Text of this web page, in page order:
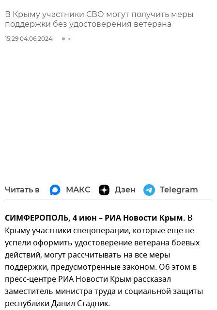
В Крыму участники СВО могут получить меры
поддержки без удостоверения ветерана
15:29 04.06.2024
Читать в МАКС Дзен Telegram
СИМФЕРОПОЛЬ, 4 июн – РИА Новости Крым. В
Крыму участники спецоперации, которые еще не
успели оформить удостоверение ветерана боевых
действий, могут рассчитывать на все меры
поддержки, предусмотренные законом. Об этом в
пресс-центре РИА Новости Крым рассказал
заместитель министра труда и социальной защиты
республики Данил Стадник.